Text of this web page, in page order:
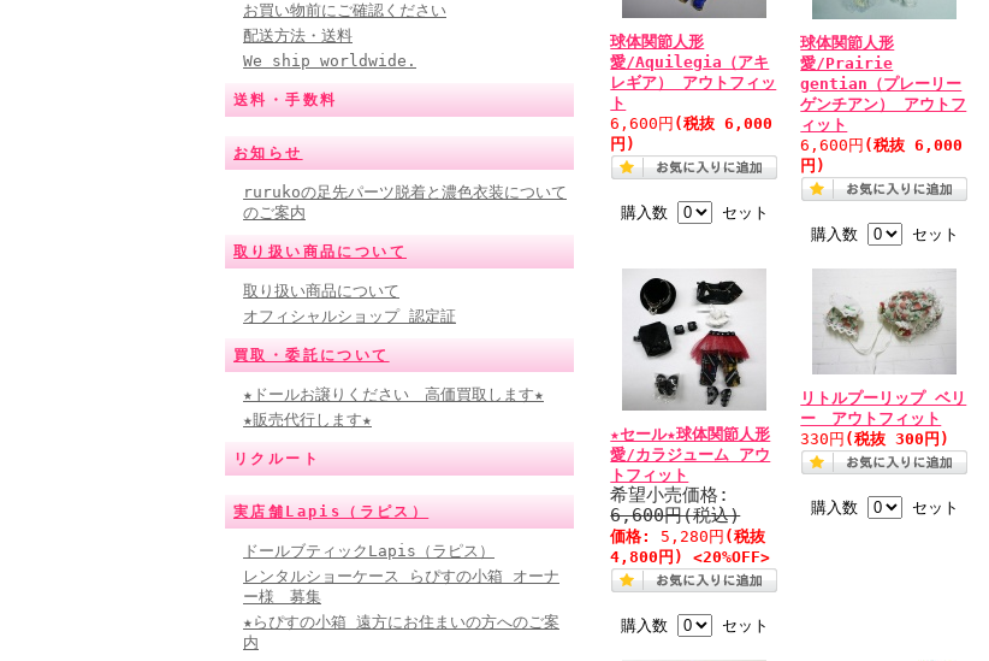
お買い物前にご確認ください
配送方法・送料
We ship worldwide.
送料・手数料
お知らせ
rurukoの足先パーツ脱着と濃色衣装について
のご案内
取り扱い商品について
取り扱い商品について
オフィシャルショップ 認定証
買取・委託について
★ドールお譲りください 高価買取します★
★販売代行します★
リクルート
実店舗Lapis（ラピス）
ドールブティックLapis（ラピス）
レンタルショーケース らぴすの小箱 オーナ
ー様 募集
★らぴすの小箱 遠方にお住まいの方へのご案
内
球体関節人形
愛/Aquilegia（アキ
レギア） アウトフィッ
ト
6,600円 (税抜 6,000
円)
購入数 セット
球体関節人形
愛/Prairie
gentian（プレーリー
ゲンチアン） アウトフ
ィット
6,600円 (税抜 6,000
円)
購入数 セット
★セール★球体関節人形
愛/カラジューム アウ
トフィット
希望小売価格:
6,600円(税込)
価格: 5,280円 (税抜
4,800円) <20%OFF>
購入数 セット
リトルプーリップ ベリ
ー アウトフィット
330円 (税抜 300円)
購入数 セット